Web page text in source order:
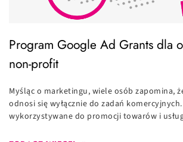
Program Google Ad Grants dla
non-profit
Myśląc o marketingu, wiele osób zapomina,
odnosi się wyłącznie do zadań
wykorzystywane do promocji towarów i